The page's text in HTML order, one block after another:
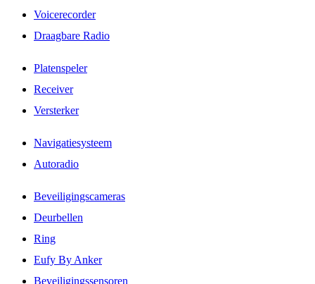
Voicerecorder
Draagbare Radio
Platenspeler
Receiver
Versterker
Navigatiesysteem
Autoradio
Beveiligingscameras
Deurbellen
Ring
Eufy By Anker
Beveiligingssensoren